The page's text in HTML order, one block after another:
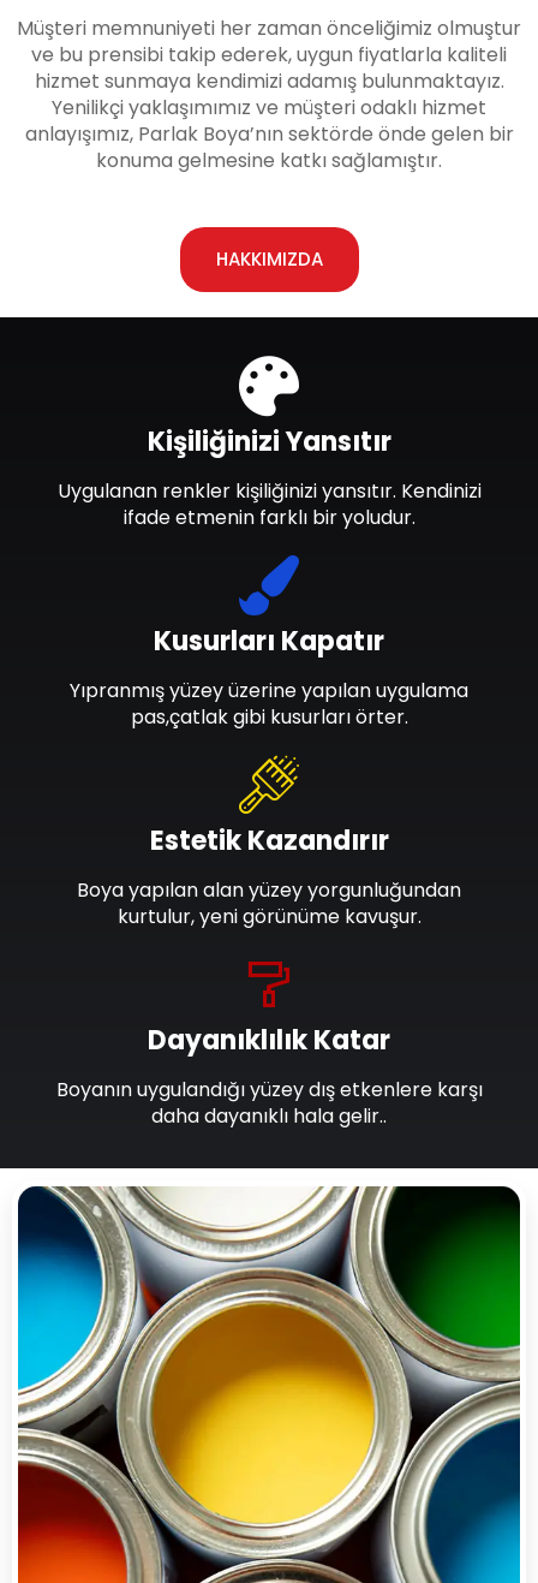
Müşteri memnuniyeti her zaman önceliğimiz olmuştur
ve bu prensibi takip ederek, uygun fiyatlarla kaliteli
hizmet sunmaya kendimizi adamış bulunmaktayız.
Yenilikçi yaklaşımımız ve müşteri odaklı hizmet
anlayışımız, Parlak Boya’nın sektörde önde gelen bir
konuma gelmesine katkı sağlamıştır.
HAKKIMIZDA
Dayanıklılık Katar
Boyanın uygulandığı yüzey dış etkenlere karşı
daha dayanıklı hala gelir..
Estetik Kazandırır
Boya yapılan alan yüzey yorgunluğundan
kurtulur, yeni görünüme kavuşur.
Kusurları Kapatır
Yıpranmış yüzey üzerine yapılan uygulama
pas,çatlak gibi kusurları örter.
Kişiliğinizi Yansıtır
Uygulanan renkler kişiliğinizi yansıtır. Kendinizi
ifade etmenin farklı bir yoludur.